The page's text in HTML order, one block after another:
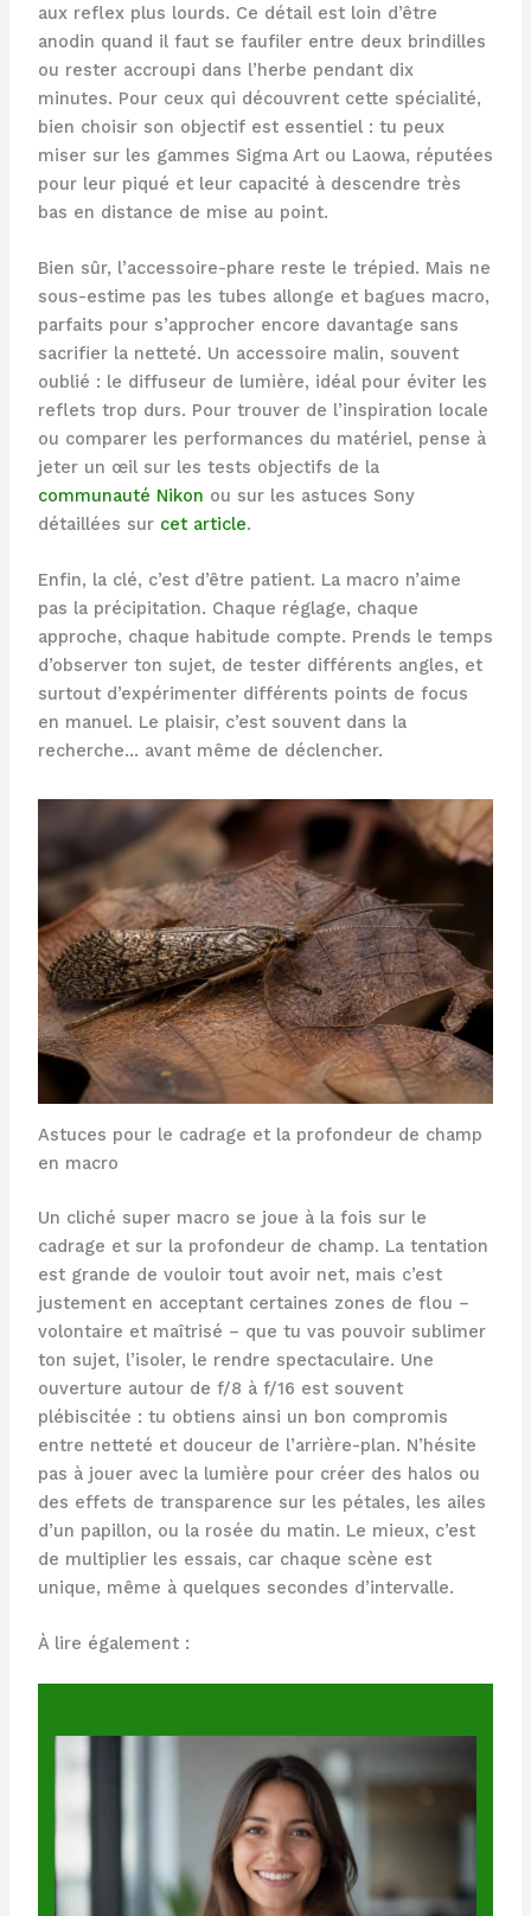
aux reflex plus lourds. Ce détail est loin d’être
anodin quand il faut se faufiler entre deux brindilles
ou rester accroupi dans l’herbe pendant dix
minutes. Pour ceux qui découvrent cette spécialité,
bien choisir son objectif est essentiel : tu peux
miser sur les gammes Sigma Art ou Laowa, réputées
pour leur piqué et leur capacité à descendre très
bas en distance de mise au point.
Bien sûr, l’accessoire-phare reste le trépied. Mais ne
sous-estime pas les tubes allonge et bagues macro,
parfaits pour s’approcher encore davantage sans
sacrifier la netteté. Un accessoire malin, souvent
oublié : le diffuseur de lumière, idéal pour éviter les
reflets trop durs. Pour trouver de l’inspiration locale
ou comparer les performances du matériel, pense à
jeter un œil sur les tests objectifs de la
communauté Nikon ou sur les astuces Sony
détaillées sur cet article.
Enfin, la clé, c’est d’être patient. La macro n’aime
pas la précipitation. Chaque réglage, chaque
approche, chaque habitude compte. Prends le temps
d’observer ton sujet, de tester différents angles, et
surtout d’expérimenter différents points de focus
en manuel. Le plaisir, c’est souvent dans la
recherche… avant même de déclencher.
Astuces pour le cadrage et la profondeur de champ
en macro
Un cliché super macro se joue à la fois sur le
cadrage et sur la profondeur de champ. La tentation
est grande de vouloir tout avoir net, mais c’est
justement en acceptant certaines zones de flou –
volontaire et maîtrisé – que tu vas pouvoir sublimer
ton sujet, l’isoler, le rendre spectaculaire. Une
ouverture autour de f/8 à f/16 est souvent
plébiscitée : tu obtiens ainsi un bon compromis
entre netteté et douceur de l’arrière-plan. N’hésite
pas à jouer avec la lumière pour créer des halos ou
des effets de transparence sur les pétales, les ailes
d’un papillon, ou la rosée du matin. Le mieux, c’est
de multiplier les essais, car chaque scène est
unique, même à quelques secondes d’intervalle.
À lire également :